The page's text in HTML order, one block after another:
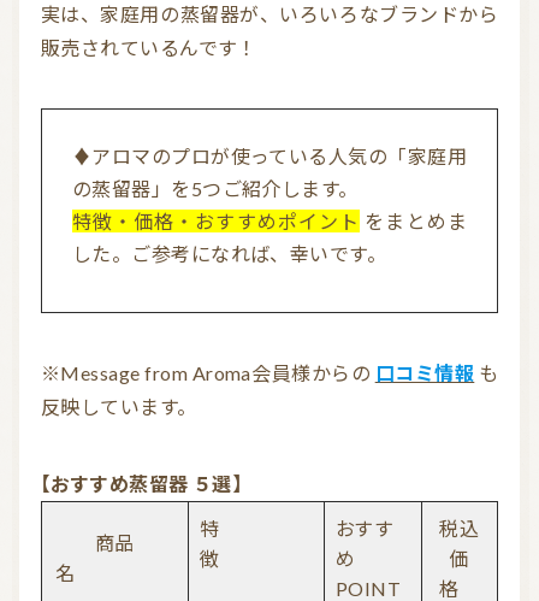
和精油｜日本の木 和精油（柑橘系）
アロマディフューザー 瞑想を深める香り・アロマで浄化
アロマ雑貨 ファブリックスプレー
お問い合わせ
実は、家庭用の蒸留器が、いろいろなブランドから
販売されているんです！
♦アロマのプロが使っている人気の「家庭用
の蒸留器」を5つご紹介します。
特徴・価格・おすすめポイント をまとめま
した。ご参考になれば、幸いです。
※Message from Aroma会員様からの 口コミ情報 も
反映しています。
【おすすめ蒸留器 ５選】
商品
名
特
徴
おすす
め
POINT
税込
価
格